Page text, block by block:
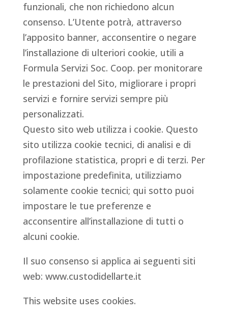
funzionali, che non richiedono alcun
consenso. L’Utente potrà, attraverso
l’apposito banner, acconsentire o negare
l’installazione di ulteriori cookie, utili a
Formula Servizi Soc. Coop. per monitorare
le prestazioni del Sito, migliorare i propri
servizi e fornire servizi sempre più
personalizzati.
Questo sito web utilizza i cookie. Questo
sito utilizza cookie tecnici, di analisi e di
profilazione statistica, propri e di terzi. Per
impostazione predefinita, utilizziamo
solamente cookie tecnici; qui sotto puoi
impostare le tue preferenze e
acconsentire all’installazione di tutti o
alcuni cookie.
Il suo consenso si applica ai seguenti siti
web: www.custodidellarte.it
This website uses cookies.